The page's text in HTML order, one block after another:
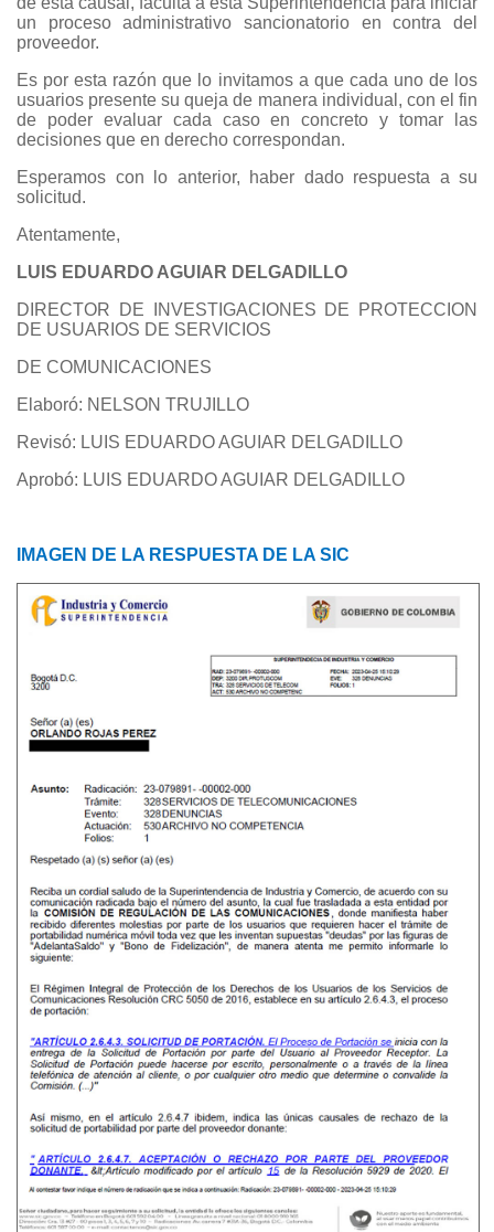
un proceso administrativo sancionatorio en contra del
proveedor.
Es por esta razón que lo invitamos a que cada uno de los
usuarios presente su queja de manera individual, con el fin
de poder evaluar cada caso en concreto y tomar las
decisiones que en derecho correspondan.
Esperamos con lo anterior, haber dado respuesta a su
solicitud.
Atentamente,
LUIS EDUARDO AGUIAR DELGADILLO
DIRECTOR DE INVESTIGACIONES DE PROTECCION
DE USUARIOS DE SERVICIOS
DE COMUNICACIONES
Elaboró: NELSON TRUJILLO
Revisó: LUIS EDUARDO AGUIAR DELGADILLO
Aprobó: LUIS EDUARDO AGUIAR DELGADILLO
IMAGEN DE LA RESPUESTA DE LA SIC